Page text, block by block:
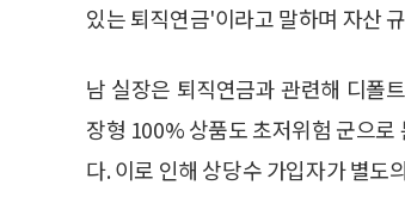
있는 퇴직연금'이라고 말하며 자산
남 실장은 퇴직연금과 관련해 디폴
장형 100% 상품도 초저위험 군으로
다. 이로 인해 상당수 가입자가 별도